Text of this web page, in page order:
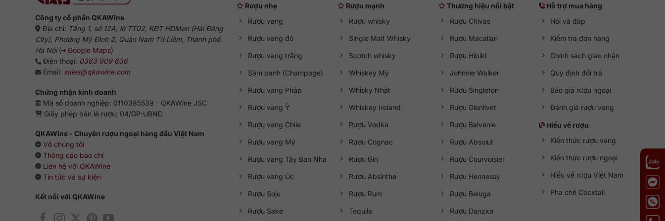
Công ty cổ phần QKAWine
Địa chỉ: Tầng 1, số 12A, lô TT02, KĐT HDMon (Hải Đăng
City), Phường Mỹ Đình 2, Quận Nam Từ Liêm, Thành phố
Hà Nội( Google Maps)
Điện thoại: 0363 909 636
Email: sales@qkawine.com
Chứng nhận kinh doanh
Mã số doanh nghiệp: 0110385539 - QKAWine JSC
Giấy phép bán lẻ rượu: 04/GP-UBND
QKAWine - Chuyên rượu ngoại hàng đầu Việt Nam
Về chúng tôi
Thông cáo báo chí
Liên hệ với QKAWine
Tin tức và sự kiện
Kết nối với QKAWine
Rượu nhẹ
Rượu vang
Rượu vang đỏ
Rượu vang trắng
Sâm panh (Champage)
Rượu vang Pháp
Rượu vang Ý
Rượu vang Chile
Rượu vang Mỹ
Rượu vang Tây Ban Nha
Rượu vang Úc
Rượu Soju
Rượu Sake
Rượu mạnh
Rượu whisky
Single Malt Whisky
Scotch whisky
Whiskey Mỹ
Whisky Nhật
Whiskey Ireland
Rượu Vodka
Rượu Cognac
Rượu Gin
Rượu Absinthe
Rượu Rum
Tequila
Thương hiệu nổi bật
Rượu Chivas
Rượu Macallan
Rượu Hibiki
Johnnie Walker
Rượu Singleton
Rượu Glenlivet
Rượu Balvenie
Rượu Absolut
Rượu Courvoisier
Rượu Hennessy
Rượu Beluga
Rượu Danzka
Hỗ trợ mua hàng
Hỏi và đáp
Kiểm tra đơn hàng
Chính sách giao nhận
Quy định đổi trả
Báo giá rượu ngoại
Đánh giá rượu vang
Hiểu về rượu
Kiến thức rượu vang
Kiến thức rượu ngoại
Hiểu về rượu Việt Nam
Pha chế Cocktail